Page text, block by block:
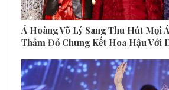
Á Hoàng Võ Lý Sang Thu Hút Mọi
Thảm Đỏ Chung Kết Hoa Hậu Với